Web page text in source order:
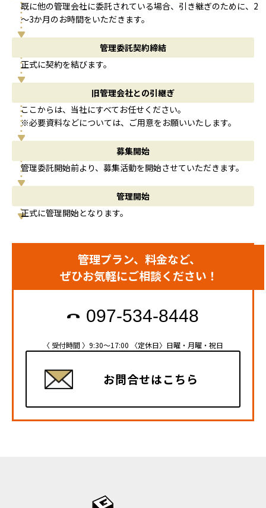
既に他の管理会社に委託されている場合、引き継ぎのために、2
～3か月のお時間をいただきます。
管理委託契約締結
正式に契約を結びます。
旧管理会社との引継ぎ
ここからは、当社にすべてお任せください。
※必要資料などについては、ご用意をお願いいたします。
募集開始
管理委託開始前より、募集活動を開始させていただきます。
管理開始
正式に管理開始となります。
管理プラン、料金など、
ぜひお気軽にご相談ください！
097-534-8448
〈 受付時間 〉9:30～17:00 〈定休日〉日曜・月曜・祝日
お問合せはこちら